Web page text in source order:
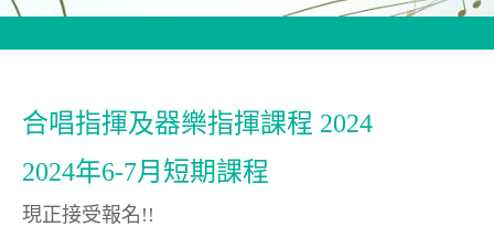
合唱指揮及器樂指揮課程 2024
2024年6-7月短期課程
現正接受報名!!